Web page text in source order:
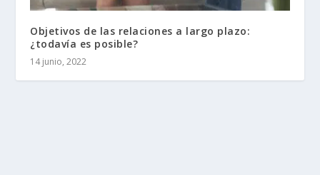
Objetivos de las relaciones a largo plazo:
¿todavía es posible?
14 junio, 2022